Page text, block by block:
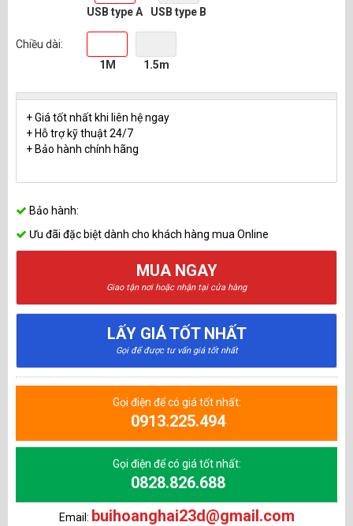
USB type A
USB type B
Chiều dài:
1M
1.5m
+ Giá tốt nhất khi liên hệ ngay
+ Hỗ trợ kỹ thuật 24/7
+ Bảo hành chính hãng
Bảo hành:
Ưu đãi đặc biệt dành cho khách hàng mua Online
MUA NGAY
Giao tận nơi hoặc nhận tại cửa hàng
LẤY GIÁ TỐT NHẤT
Gọi để được tư vấn giá tốt nhất
Gọi điện để có giá tốt nhất:
0913.225.494
Gọi điện để có giá tốt nhất:
0828.826.688
Email: buihoanghai23d@gmail.com